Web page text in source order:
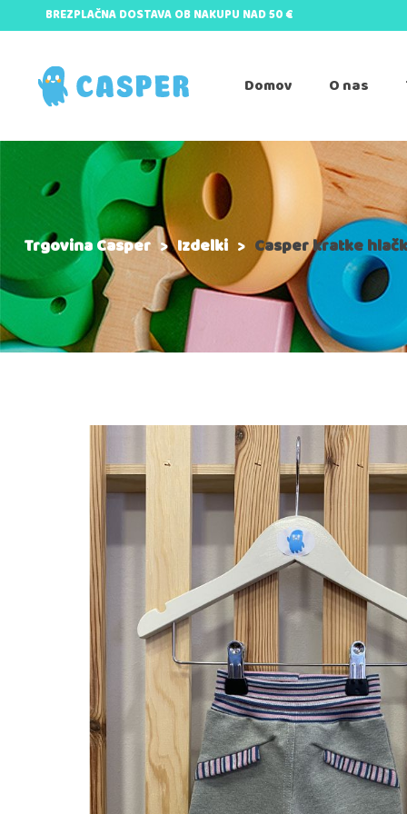
BREZPLAČNA DOSTAVA OB NAKUPU NAD 50 €
Domov O nas
Trgovina Casper >Izdelki > Casper kratke